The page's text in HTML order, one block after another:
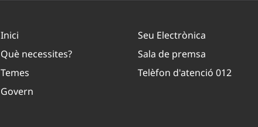
Inici
Què necessites?
Temes
Govern
Seu Electrònica
Sala de premsa
Telèfon d'atenció 012